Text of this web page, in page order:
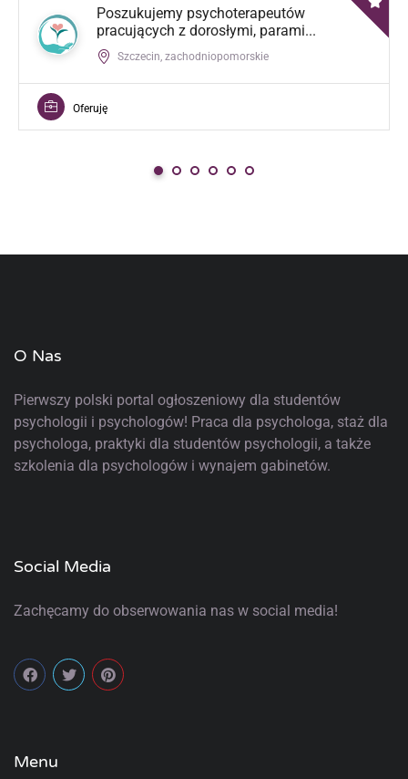
Poszukujemy psychoterapeutów
pracujących z dorosłymi, parami...
Szczecin, zachodniopomorskie
Oferuję
O Nas
Pierwszy polski portal ogłoszeniowy dla studentów
psychologii i psychologów! Praca dla psychologa, staż dla
psychologa, praktyki dla studentów psychologii, a także
szkolenia dla psychologów i wynajem gabinetów.
Social Media
Zachęcamy do obserwowania nas w social media!
Menu